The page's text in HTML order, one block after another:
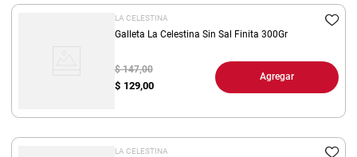
LA CELESTINA
Galleta La Celestina Sin Sal Finita 300Gr
$ 129,00
$ 147,00
Agregar
LA CELESTINA